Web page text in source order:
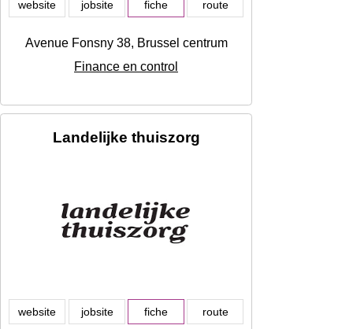
website jobsite fiche route
Avenue Fonsny 38, Brussel centrum
Finance en control
Landelijke thuiszorg
website jobsite fiche route